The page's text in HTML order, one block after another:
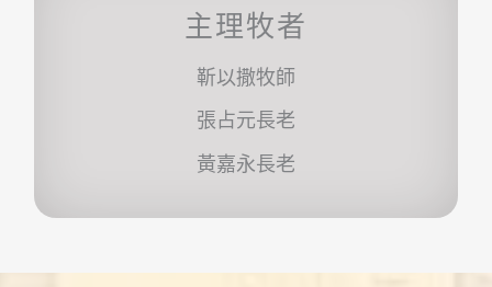
主理牧者
靳以撒牧師
張占元長老
黃嘉永長老